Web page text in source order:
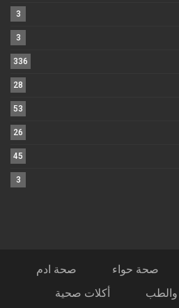
3
3
336
28
53
26
45
3
صحة حواء
صحة ادم
والطب
أكلات صحية